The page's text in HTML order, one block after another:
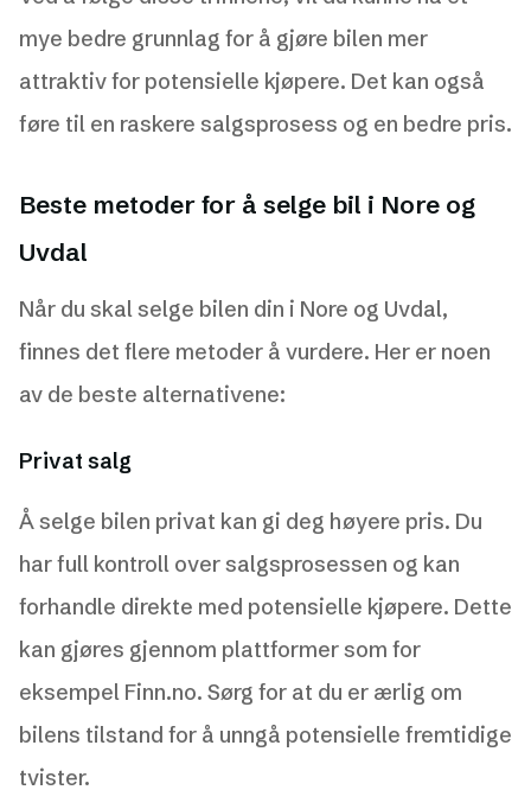
mye bedre grunnlag for å gjøre bilen mer
attraktiv for potensielle kjøpere. Det kan også
føre til en raskere salgsprosess og en bedre pris.
Beste metoder for å selge bil i Nore og
Uvdal
Når du skal selge bilen din i Nore og Uvdal,
finnes det flere metoder å vurdere. Her er noen
av de beste alternativene:
Privat salg
Å selge bilen privat kan gi deg høyere pris. Du
har full kontroll over salgsprosessen og kan
forhandle direkte med potensielle kjøpere. Dette
kan gjøres gjennom plattformer som for
eksempel Finn.no. Sørg for at du er ærlig om
bilens tilstand for å unngå potensielle fremtidige
tvister.